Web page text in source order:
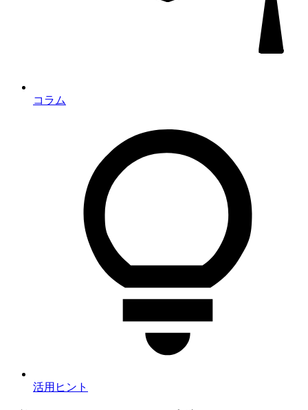
コラム
活用ヒント